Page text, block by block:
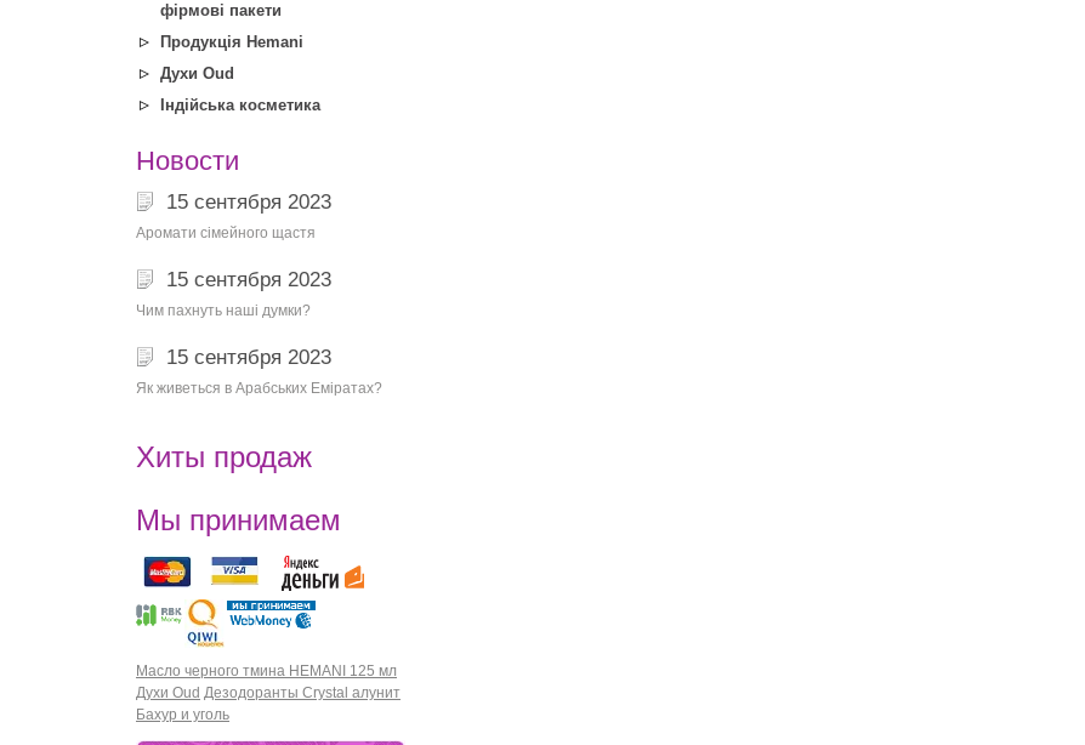
фірмові пакети
Продукція Hemani
Духи Oud
Індійська косметика
Новости
15 сентября 2023
Аромати сімейного щастя
15 сентября 2023
Чим пахнуть наші думки?
15 сентября 2023
Як живеться в Арабських Еміратах?
Хиты продаж
Мы принимаем
Масло черного тмина HEMANI 125 мл
Духи Oud Дезодоранты Crystal алунит
Бахур и уголь